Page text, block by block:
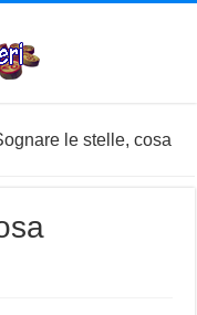
le stelle, cosa